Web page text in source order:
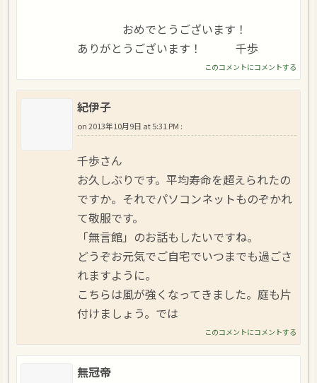
おめでとうございます！
ありがとうございます！ 千歩
このコメントにコメントする
紀伊子
on2013年10月9日 at 5:31 PM :
千歩さん
お久しぶりです。平均寿命を超えられたの
ですか。それでパソコンネットものぞかれ
て敬服です。
「無言館」のお話もしたいですね。
どうぞお元気でご自宅でいつまでも過ごさ
れますように。
こちらは風が強くなってきました。庭も片
付けましょう。では
このコメントにコメントする
無冠帝